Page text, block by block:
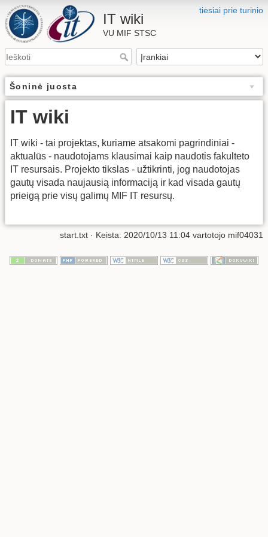
tiesiai prie turinio
IT wiki
VU MIF STSC
Šoninė juosta
IT wiki
IT wiki - tai projektas, kuriame atsakomi pagrindiniai -
aktualūs - naudotojams klausimai kaip naudotis fakulteto
IT resursais. Projekto tikslas - užtikrinti, jog naudotojas
gautų visada naujausią informaciją ir kad visada gautų
prieigą prie visų galimų MIF IT resursų.
start.txt · Keista: 2020/10/13 11:04 vartotojo mif04031